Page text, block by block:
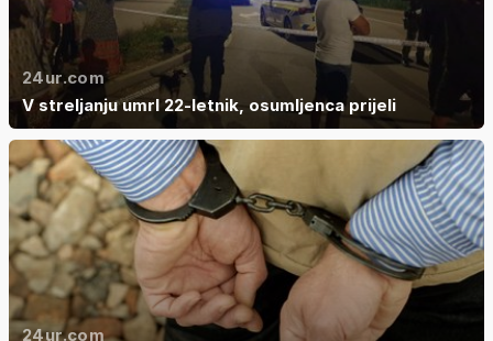
24ur.com
V streljanju umrl 22-letnik, osumljenca prijeli
24ur.com